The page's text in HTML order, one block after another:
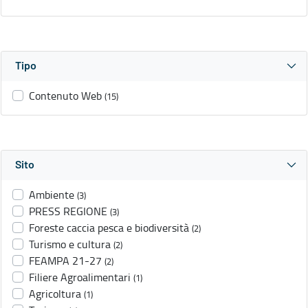
Tipo
Contenuto Web (15)
Sito
Ambiente (3)
PRESS REGIONE (3)
Foreste caccia pesca e biodiversità (2)
Turismo e cultura (2)
FEAMPA 21-27 (2)
Filiere Agroalimentari (1)
Agricoltura (1)